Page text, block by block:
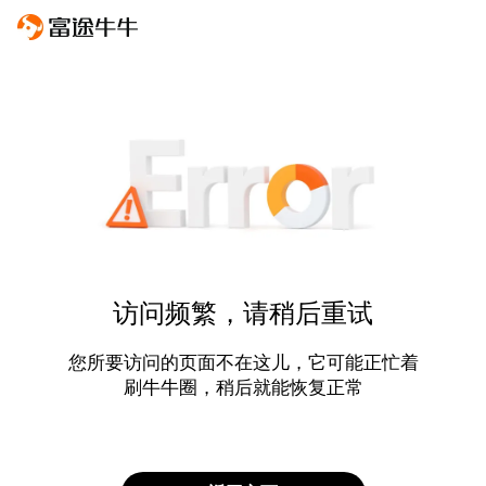
访问频繁，请稍后重试
您所要访问的页面不在这儿，它可能正忙着
刷牛牛圈，稍后就能恢复正常